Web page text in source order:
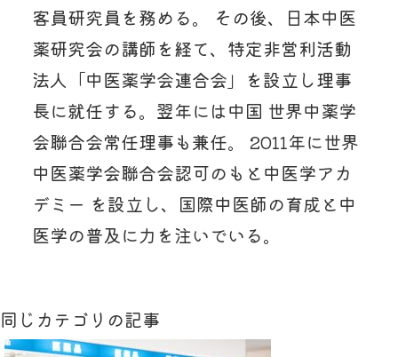
客員研究員を務める。 その後、日本中医
薬研究会の講師を経て、特定非営利活動
法人「中医薬学会連合会」を設立し理事
長に就任する。翌年には中国 世界中薬学
会聯合会常任理事も兼任。 2011年に世界
中医薬学会聯合会認可のもと中医学アカ
デミー を設立し、国際中医師の育成と中
医学の普及に力を注いでいる。
同じカテゴリの記事